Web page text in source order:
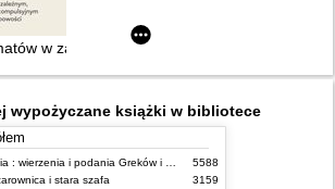
w zaburzeniach osobowości z wiązki C :
wypożyczane książki w bibliotece
5588
i stara szafa
3159